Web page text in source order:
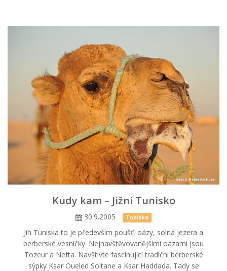
Kudy kam – Jižní Tunisko
30.9.2005 Tunisko
Jih Tuniska to je především poušť, oázy, solná jezera a
berberské vesničky. Nejnavštěvovanějšími oázami jsou
Tozeur a Nefta. Navštivte fascinující tradiční berberské
sýpky Ksar Oueled Soltane a Ksar Haddada. Tady se